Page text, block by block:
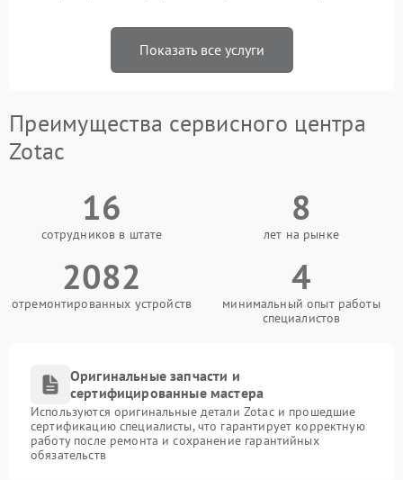
Показать все услуги
Преимущества сервисного центра
Zotac
16
сотрудников в штате
8
лет на рынке
2082
отремонтированных устройств
4
минимальный опыт работы
специалистов
Оригинальные запчасти и
сертифицированные мастера
Используются оригинальные детали Zotac и прошедшие
сертификацию специалисты, что гарантирует корректную
работу после ремонта и сохранение гарантийных
обязательств